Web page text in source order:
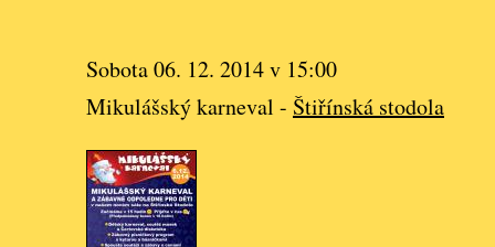
Sobota 06. 12. 2014 v 15:00
Mikulášský karneval - Štiřínská stodola